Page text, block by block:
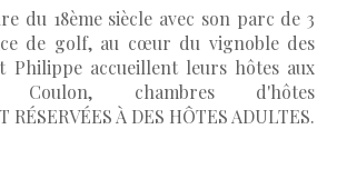
du 18ème siècle avec son parc de 3
de golf, au cœur du vignoble des
Philippe accueillent leurs hôtes aux
chambres d'hôtes
RÉSERVÉES À DES HÔTES ADULTES.